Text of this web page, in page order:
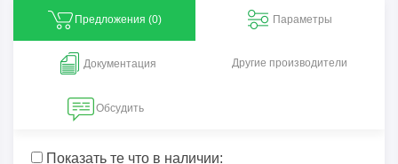
Предложения (0) Параметры
Документация Другие производители
Обсудить
Показать те что в наличии: